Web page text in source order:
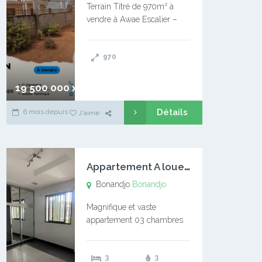
19 500 000 xaf
Terrain Titré de 970m² à
vendre à Awae Escalier –
l’Université Catholique –
970
6 mois depuis J'aime Détails
A
ppartement A louer Bonandjo
Bonandjo Bonandjo
Magnifique et vaste
appartement 03 chambres
douches 01 vaste salon 01
3
3